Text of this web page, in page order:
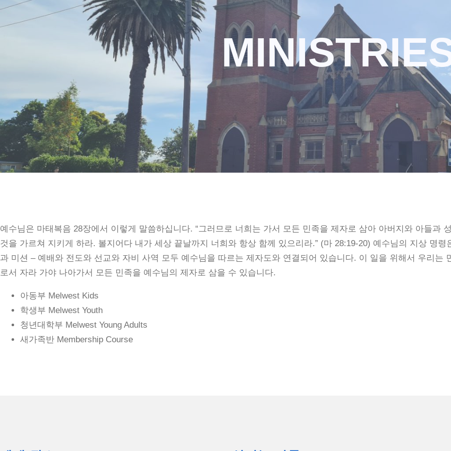
예수님은 마태복음 28장에서 이렇게 말씀하십니다. “그러므로 너희는 가서 모든 민족을 제자로 삼아 아버지와 아들과
것을 가르쳐 지키게 하라. 볼지어다 내가 세상 끝날까지 너희와 항상 함께 있으리라.” (마 28:19-20) 예수님의 지상 명
과 미션 – 예배와 전도와 선교와 자비 사역 모두 예수님을 따르는 제자도와 연결되어 있습니다. 이 일을 위해서 우리는
로서 자라 가야 나아가서 모든 민족을 예수님의 제자로 삼을 수 있습니다.
아동부 Melwest Kids
학생부 Melwest Youth
청년대학부 Melwest Young Adults
새가족반 Membership Course